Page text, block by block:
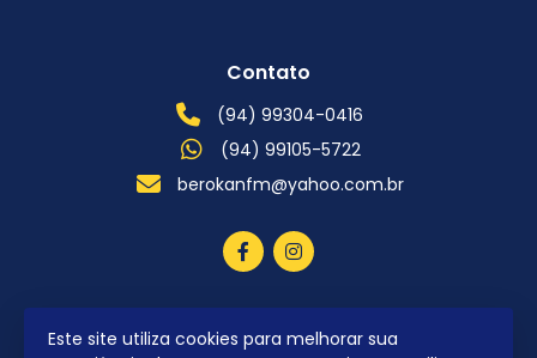
Este site utiliza cookies para melhorar sua
Contato
(94) 99304-0416
(94) 99105-5722
berokanfm@yahoo.com.br